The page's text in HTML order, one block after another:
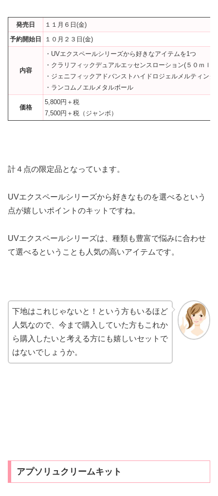
発売日
１１月６日(金)
予約開始日
１０月２３日(金)
内容
・UVエクスペールシリーズから好きなアイテムを1つ
・クラリフィックデュアルエッセンスローション(５０ｍｌ)
・ジェニフィックアドバンストハイドロジェルメルティング
・ランコムノエルメタルボール
価格
5,800円＋税
7,500円＋税（ジャンボ）
計４点の限定品となっています。
UVエクスペールシリーズから好きなものを選べるという
点が嬉しいポイントのキットですね。
UVエクスペールシリーズは、種類も豊富で悩みに合わせ
て選べるということも人気の高いアイテムです。
下地はこれじゃないと！という方もいるほど
人気なので、今まで購入していた方もこれか
ら購入したいと考える方にも嬉しいセットで
はないでしょうか。
アプソリュクリームキット